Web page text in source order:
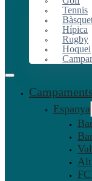
Tennis
Hípica
Rugby
Hoquei
Espanya